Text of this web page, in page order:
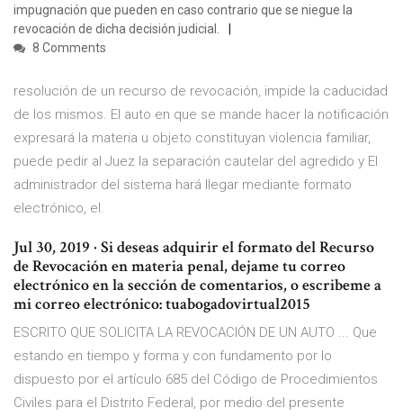
impugnación que pueden en caso contrario que se niegue la
revocación de dicha decisión judicial.
8 Comments
resolución de un recurso de revocación, impide la caducidad
de los mismos. El auto en que se mande hacer la notificación
expresará la materia u objeto constituyan violencia familiar,
puede pedir al Juez la separación cautelar del agredido y El
administrador del sistema hará llegar mediante formato
electrónico, el.
Jul 30, 2019 · Si deseas adquirir el formato del Recurso
de Revocación en materia penal, dejame tu correo
electrónico en la sección de comentarios, o escribeme a
mi correo electrónico: tuabogadovirtual2015
ESCRITO QUE SOLICITA LA REVOCACIÓN DE UN AUTO ... Que
estando en tiempo y forma y con fundamento por lo
dispuesto por el artículo 685 del Código de Procedimientos
Civiles para el Distrito Federal, por medio del presente